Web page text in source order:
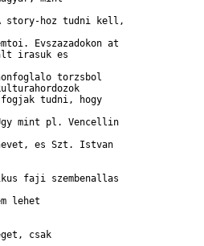
story-hoz tudni kell,
Evszazadokon at
irasuk es
torzsbol
fogjak tudni, hogy
mint pl. Vencellin
es Szt. Istvan
faji szembenallas
lehet
csak